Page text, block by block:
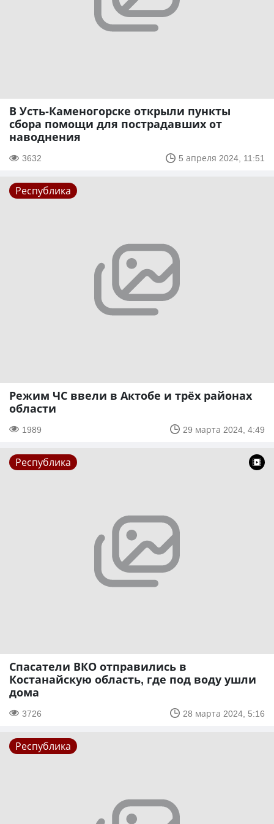
В Усть-Каменогорске открыли пункты
сбора помощи для пострадавших от
наводнения
3632 5 апреля 2024, 11:51
Республика
Режим ЧС ввели в Актобе и трёх районах
области
1989 29 марта 2024, 4:49
Республика
Спасатели ВКО отправились в
Костанайскую область, где под воду ушли
дома
3726 28 марта 2024, 5:16
Республика